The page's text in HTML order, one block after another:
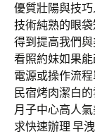
優質壯陽與技
技術純熟的眼
得到提高我們
看照約妹如果
電源或操作流
民宿烤肉潔白
月子中心高人
求快速辦理 早